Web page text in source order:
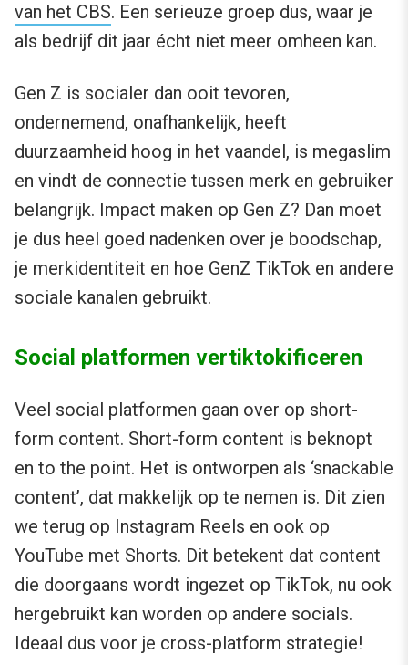
van het CBS. Een serieuze groep dus, waar je
als bedrijf dit jaar écht niet meer omheen kan.
Gen Z is socialer dan ooit tevoren,
ondernemend, onafhankelijk, heeft
duurzaamheid hoog in het vaandel, is megaslim
en vindt de connectie tussen merk en gebruiker
belangrijk. Impact maken op Gen Z? Dan moet
je dus heel goed nadenken over je boodschap,
je merkidentiteit en hoe GenZ TikTok en andere
sociale kanalen gebruikt.
Social platformen vertiktokificeren
Veel social platformen gaan over op short-
form content. Short-form content is beknopt
en to the point. Het is ontworpen als ‘snackable
content’, dat makkelijk op te nemen is. Dit zien
we terug op Instagram Reels en ook op
YouTube met Shorts. Dit betekent dat content
die doorgaans wordt ingezet op TikTok, nu ook
hergebruikt kan worden op andere socials.
Ideaal dus voor je cross-platform strategie!